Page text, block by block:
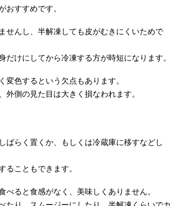
おすすめです。
せんし、半解凍しても皮がむきにくいためで
だけにしてから冷凍する方が時短になります。
変色するという欠点もあります。
側の見た目は大きく損なわれます。
ばらく置くか、もしくは冷蔵庫に移すなどし
ることもできます。
ると食感がなく、美味しくありません。